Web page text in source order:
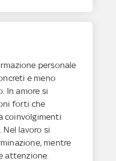
personale
e meno
In amore si
forti che
coinvolgimenti
lavoro si
mentre
attenzione.